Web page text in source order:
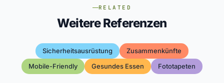
RELATED
Weitere Referenzen
Sicherheitsausrüstung
Zusammenkünfte
Mobile-Friendly
Gesundes Essen Fototapeten